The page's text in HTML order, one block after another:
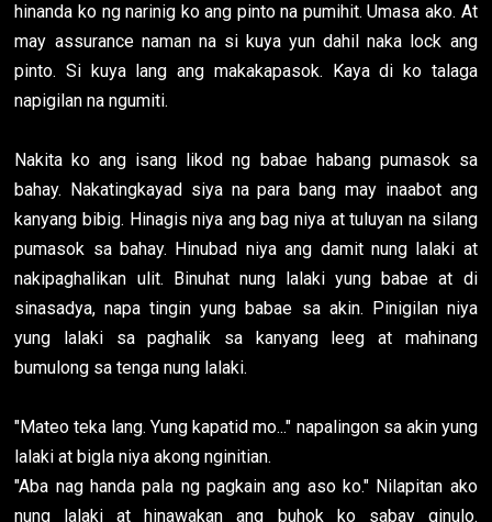
hinanda ko ng narinig ko ang pinto na pumihit. Umasa ako. At
may assurance naman na si kuya yun dahil naka lock ang
pinto. Si kuya lang ang makakapasok. Kaya di ko talaga
napigilan na ngumiti.
Nakita ko ang isang likod ng babae habang pumasok sa
bahay. Nakatingkayad siya na para bang may inaabot ang
kanyang bibig. Hinagis niya ang bag niya at tuluyan na silang
pumasok sa bahay. Hinubad niya ang damit nung lalaki at
nakipaghalikan ulit. Binuhat nung lalaki yung babae at di
sinasadya, napa tingin yung babae sa akin. Pinigilan niya
yung lalaki sa paghalik sa kanyang leeg at mahinang
bumulong sa tenga nung lalaki.
"Mateo teka lang. Yung kapatid mo..." napalingon sa akin yung
lalaki at bigla niya akong nginitian.
"Aba nag handa pala ng pagkain ang aso ko." Nilapitan ako
nung lalaki at hinawakan ang buhok ko sabay ginulo.